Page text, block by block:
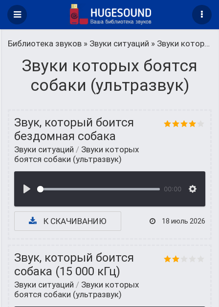
Библиотека звуков » Звуки ситуаций » Звуки которых боятся собаки (ультразвук)
Звуки которых боятся
собаки (ультразвук)
Звук, который боится
бездомная собака
Звуки ситуаций / Звуки которых
боятся собаки (ультразвук)
00:00
К СКАЧИВАНИЮ 18 июль 2026
Звук, который боится
собака (15 000 кГц)
Звуки ситуаций / Звуки которых
боятся собаки (ультразвук)